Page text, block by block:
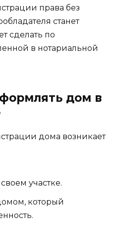
права без
станет
сделать по
в нотариальной
дом в
дома возникает
участке.
который